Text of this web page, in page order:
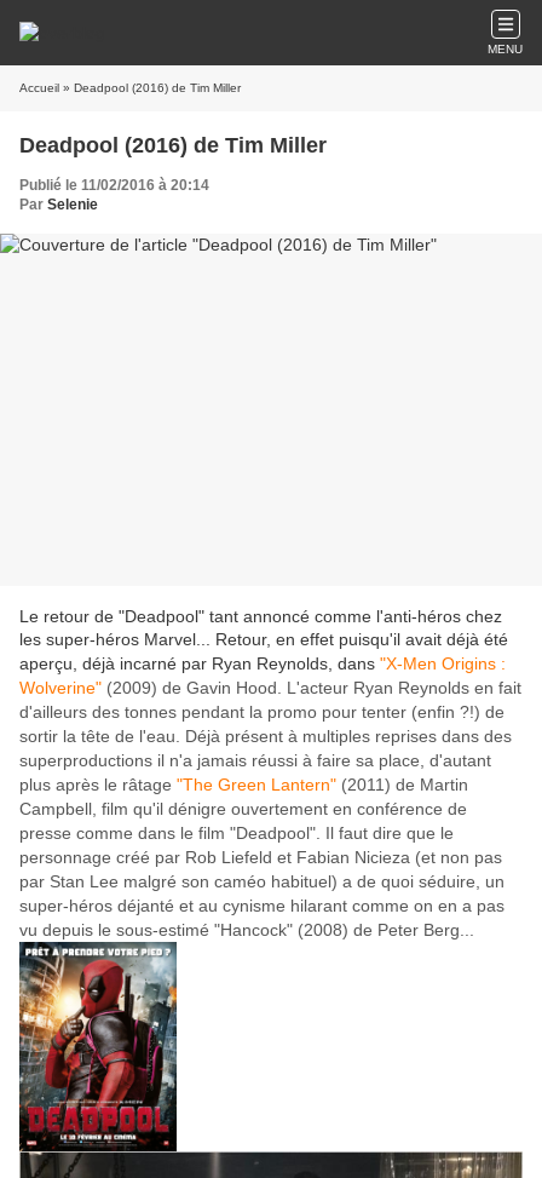
MENU
Accueil » Deadpool (2016) de Tim Miller
Deadpool (2016) de Tim Miller
Publié le 11/02/2016 à 20:14
Par Selenie
Le retour de "Deadpool" tant annoncé comme l'anti-héros chez
les super-héros Marvel... Retour, en effet puisqu'il avait déjà été
aperçu, déjà incarné par Ryan Reynolds, dans "X-Men Origins :
Wolverine" (2009) de Gavin Hood. L'acteur Ryan Reynolds en fait
d'ailleurs des tonnes pendant la promo pour tenter (enfin ?!) de
sortir la tête de l'eau. Déjà présent à multiples reprises dans des
superproductions il n'a jamais réussi à faire sa place, d'autant
plus après le râtage "The Green Lantern" (2011) de Martin
Campbell, film qu'il dénigre ouvertement en conférence de
presse comme dans le film "Deadpool". Il faut dire que le
personnage créé par Rob Liefeld et Fabian Nicieza (et non pas
par Stan Lee malgré son caméo habituel) a de quoi séduire, un
super-héros déjanté et au cynisme hilarant comme on en a pas
vu depuis le sous-estimé "Hancock" (2008) de Peter Berg...